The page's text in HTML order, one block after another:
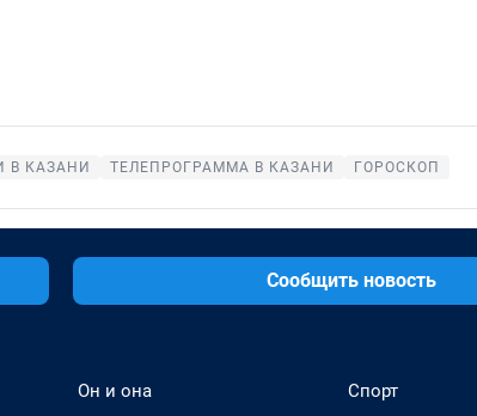
В КАЗАНИ ТЕЛЕПРОГРАММА В КАЗАНИ ГОРОСКОП
Сообщить новость
Он и она
Спорт